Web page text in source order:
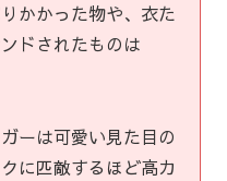
かかった物や、衣た
ドされたものは
ーは可愛い見た目の
に匹敵するほど高カ